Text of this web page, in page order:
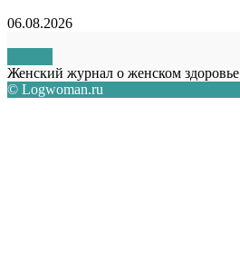
06.08.2026
Женский журнал о женском здоровье
© Logwoman.ru